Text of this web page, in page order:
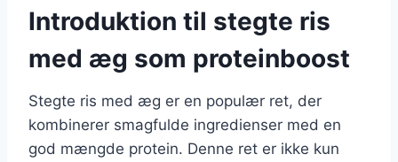
Introduktion til stegte ris
med æg som proteinboost
Stegte ris med æg er en populær ret, der
kombinerer smagfulde ingredienser med en
god mængde protein. Denne ret er ikke kun